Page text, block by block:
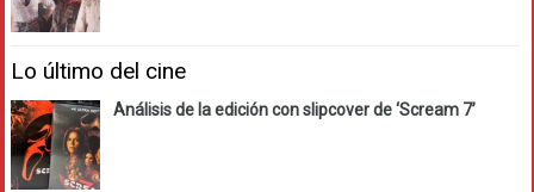
Lo último del cine
Análisis de la edición con slipcover de ‘Scream 7’